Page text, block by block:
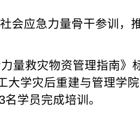
应急力量骨干参训，
量救灾物资管理指南》
大学灾后重建与管理学
学员完成培训。